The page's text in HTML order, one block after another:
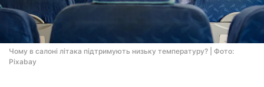
Чому в салоні літака підтримують низьку температуру? | Фото:
Pixabay